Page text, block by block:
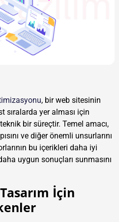
, bir web sitesinin
sıralarda yer alması için
bir süreçtir. Temel amacı,
ve diğer önemli unsurlarını
bu içerikleri daha iyi
uygun sonuçları sunmasını
İçin